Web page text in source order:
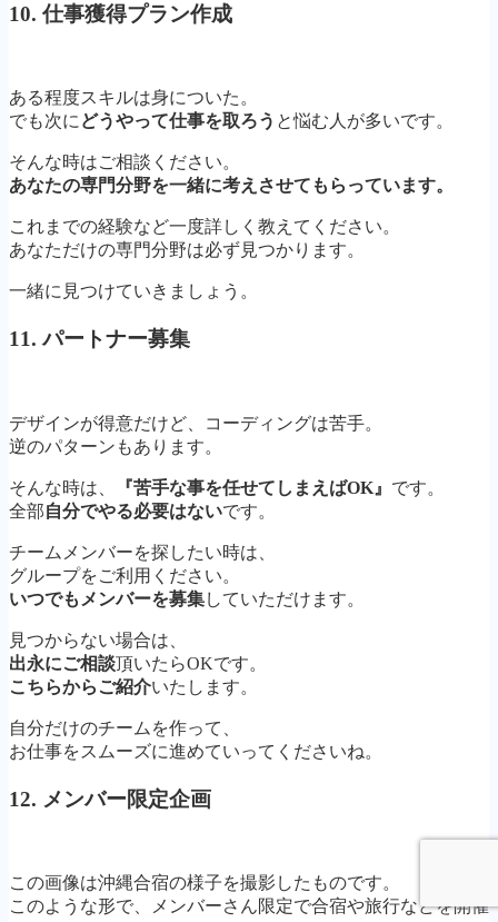
10. 仕事獲得プラン作成
ある程度スキルは身についた。
でも次にどうやって仕事を取ろう と悩む人が多いです。
そんな時はご相談ください。
あなたの専門分野を一緒に考えさせてもらっています。
これまでの経験など一度詳しく教えてください。
あなただけの専門分野は必ず見つかります。
一緒に見つけていきましょう。
11. パートナー募集
デザインが得意だけど、コーディングは苦手。
逆のパターンもあります。
そんな時は、 『苦手な事を任せてしまえばOK』 です。
全部自分でやる必要はないです。
チームメンバーを探したい時は、
グループをご利用ください。
いつでもメンバーを募集していただけます。
見つからない場合は、
出永にご相談頂いたらOKです。
こちらからご紹介いたします。
自分だけのチームを作って、
お仕事をスムーズに進めていってくださいね。
12. メンバー限定企画
この画像は沖縄合宿の様子を撮影したものです。
このような形で、メンバーさん限定で合宿や旅行などを開催